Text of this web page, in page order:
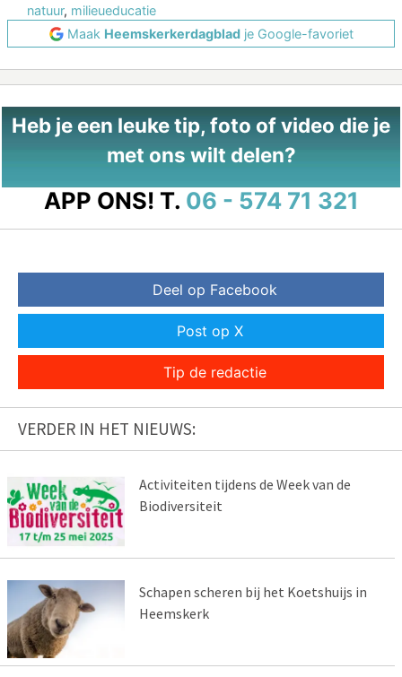
natuur, milieueducatie
Maak Heemskerkerdagbladje Google-favoriet
Heb je een leuke tip, foto of video die je
met ons wilt delen?
APP ONS! T. 06 - 574 71 321
Deel op Facebook
Post op X
Tip de redactie
VERDER IN HET NIEUWS:
Activiteiten tijdens de Week van de
Biodiversiteit
Schapen scheren bij het Koetshuijs in
Heemskerk